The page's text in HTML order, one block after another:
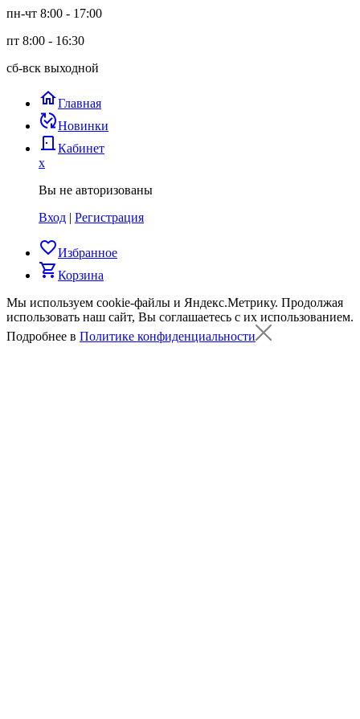
пн-чт 8:00 - 17:00
пт 8:00 - 16:30
сб-вск выходной
homeГлавная
published_with_changesНовинки
door_back Кабинет
x
Вы не авторизованы
Вход | Регистрация
favorite_borderИзбранное
shopping_cartКорзина
Мы используем cookie-файлы и Яндекс.Метрику. Продолжая
использовать наш сайт, Вы соглашаетесь с их использованием.
Подробнее в Политике конфиденциальности